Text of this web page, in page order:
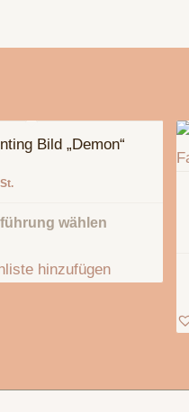
Bild „Demon“
wählen
hinzufügen